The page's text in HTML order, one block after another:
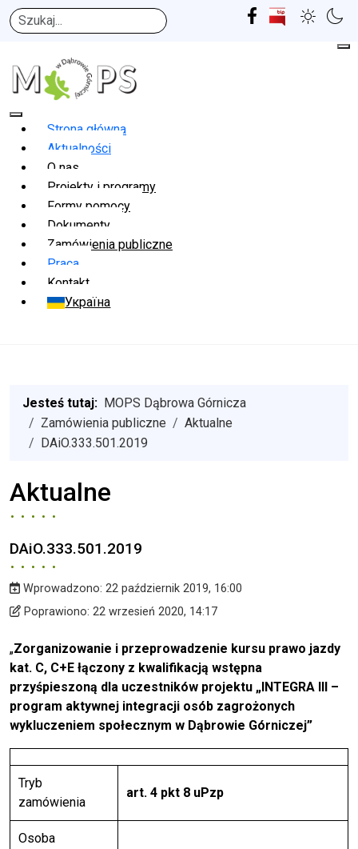
Szukaj
Strona główna
Aktualności
O nas
Projekty i programy
Formy pomocy
Dokumenty
Zamówienia publiczne
Praca
Kontakt
Україна
Jesteś tutaj: MOPS Dąbrowa Górnicza
Zamówienia publiczne
Aktualne
DAiO.333.501.2019
Aktualne
DAiO.333.501.2019
Wprowadzono
Wprowadzono: 22 październik 2019, 16:00
Poprawiono
Poprawiono: 22 wrzesień 2020, 14:17
„Zorganizowanie i przeprowadzenie kursu prawo jazdy
kat. C, C+E łączony z kwalifikacją wstępna
przyśpieszoną dla uczestników projektu „INTEGRA III –
program aktywnej integracji osób zagrożonych
wykluczeniem społecznym w Dąbrowie Górniczej”
Tryb
zamówienia
art. 4 pkt 8 uPzp
Osoba